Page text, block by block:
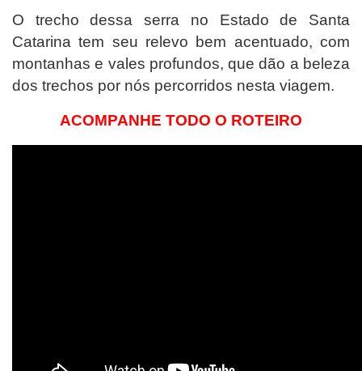
O trecho dessa serra no Estado de Santa
Catarina tem seu relevo bem acentuado, com
montanhas e vales profundos, que dão a beleza
dos trechos por nós percorridos nesta viagem.
ACOMPANHE TODO O ROTEIRO